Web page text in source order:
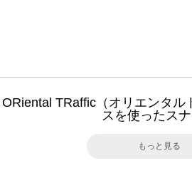
ORiental TRaffic（オリエンタル
スを使ったス
もっと見る